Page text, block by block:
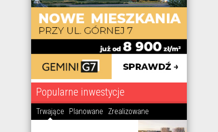
Popularne inwestycje
Trwające Planowane Zrealizowane